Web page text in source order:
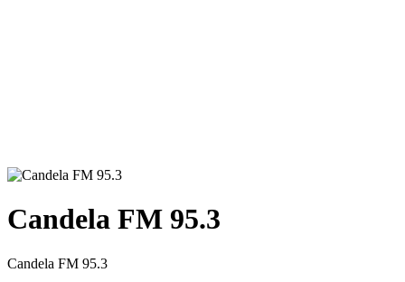
Candela FM 95.3
Candela FM 95.3